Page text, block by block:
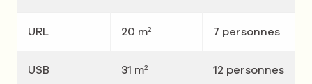
URL 20 m² 7 personnes
USB 31 m² 12 personnes